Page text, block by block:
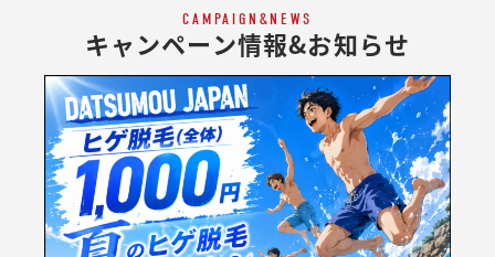
CAMPAIGN&NEWS
キャンペーン情報&お知らせ